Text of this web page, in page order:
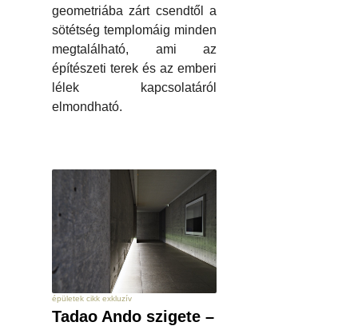
geometriába zárt csendtől a
sötétség templomáig minden
megtalálható, ami az
építészeti terek és az emberi
lélek kapcsolatáról
elmondható.
épületek cikk exkluzív
Tadao Ando szigete –